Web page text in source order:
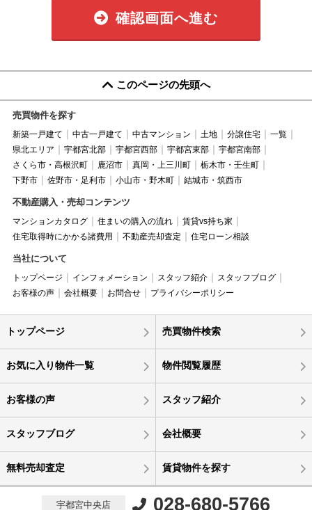
確認画面へ進む
このページの先頭へ
売買物件を探す
新築一戸建て 中古一戸建て 中古マンション 土地 分譲住宅
一覧
県北エリア
宇都宮北部 宇都宮西部 宇都宮東部
宇都宮南部
さくら市・高根沢町
鹿沼市 真岡・上三川町
栃木市・壬生町
下野市
佐野市・足利市 小山市・野木町 結城市・筑西市
不動産購入・売却コンテンツ
マンションカタログ 住まいの購入の流れ
賃貸vs持ち家
住宅取得時にかかる諸費用
不動産売却査定 住宅ローン相談
当社について
トップページ インフォメーション スタッフ紹介
スタッフブログ
お客様の声
会社概要 お問合せ プライバシーポリシー
トップページ 売買物件検索
お気に入り物件一覧 物件閲覧履歴
お客様の声 スタッフ紹介
スタッフブログ 会社概要
無料売却査定 賃貸物件を探す
宇都宮中央店 028-680-5766